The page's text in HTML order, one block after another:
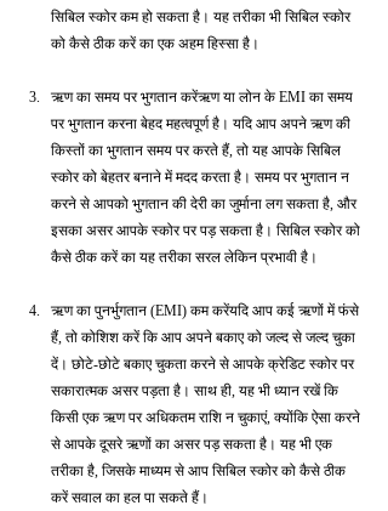
सिबिल स्कोर कम हो सकता है। यह तरीका भी सिबिल स्कोर
को कैसे ठीक करें का एक अहम हिस्सा है।
ऋण का समय पर भुगतान करेंऋण या लोन के EMI का समय
पर भुगतान करना बेहद महत्वपूर्ण है। यदि आप अपने ऋण की
किस्तों का भुगतान समय पर करते हैं, तो यह आपके सिबिल
स्कोर को बेहतर बनाने में मदद करता है। समय पर भुगतान न
करने से आपको भुगतान की देरी का जुर्माना लग सकता है, और
इसका असर आपके स्कोर पर पड़ सकता है। सिबिल स्कोर को
कैसे ठीक करें का यह तरीका सरल लेकिन प्रभावी है।
ऋण का पुनर्भुगतान (EMI) कम करेंयदि आप कई ऋणों में फंसे
हैं, तो कोशिश करें कि आप अपने बकाए को जल्द से जल्द चुका
दें। छोटे-छोटे बकाए चुकता करने से आपके क्रेडिट स्कोर पर
सकारात्मक असर पड़ता है। साथ ही, यह भी ध्यान रखें कि
किसी एक ऋण पर अधिकतम राशि न चुकाएं, क्योंकि ऐसा करने
से आपके दूसरे ऋणों का असर पड़ सकता है। यह भी एक
तरीका है, जिसके माध्यम से आप सिबिल स्कोर को कैसे ठीक
करें सवाल का हल पा सकते हैं।